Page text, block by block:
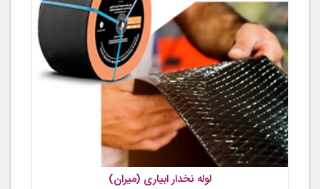
لوله نخدار ابیاری (میران)